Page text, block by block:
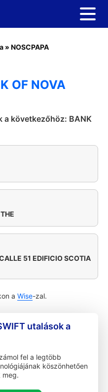
» NOSCPAPA
OF NOVA
következőhöz: BANK
51 EDIFICIO SCOTIA
a Wise-zal.
utalások a
fel a legtöbb
köszönhetően
meg.